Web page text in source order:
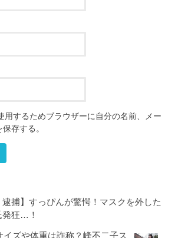
用するためブラウザーに自分の名前、メー
存する。
逮捕】すっぴんが驚愕！マスクを外した
発狂…！
ズや体重は詐称？峰不二子ス